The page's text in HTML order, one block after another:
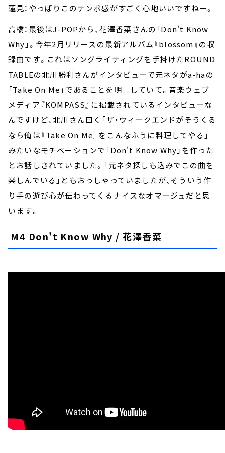
蓮見：やっぱりこのテンポ感がすごく心地いいですねー。
高橋：最後はJ-POPから、花澤香菜さんの「Don't Know
Why」。今年2月リリースの最新アルバム『blossom』の収
録曲です。これはソングライティングを手掛けたROUND
TABLEの北川勝利さんがインタビューで元ネタがa-haの
「Take On Me」であることを明言していて。音楽ウェブ
メディア『KOMPASS』に掲載されているインタビューな
んですけど、北川さん曰く「ザ・ウィークエンドがそうくる
なら俺は『Take On Me』をこんなふうに料理してやる」
みたいなモチベーションで「Don't Know Why」を作った
とお話しされていました。「元ネタ探しも込みでこの曲を
楽しんでいる」ともおっしゃっていましたが、そういう作
り手の遊び心が伝わってくるナイスなオマージュだと思
います。
M4 Don't Know Why / 花澤香菜